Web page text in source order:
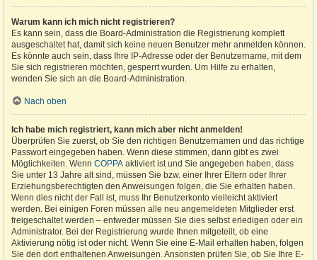
Warum kann ich mich nicht registrieren?
Es kann sein, dass die Board-Administration die Registrierung komplett
ausgeschaltet hat, damit sich keine neuen Benutzer mehr anmelden können.
Es könnte auch sein, dass Ihre IP-Adresse oder der Benutzername, mit dem
Sie sich registrieren möchten, gesperrt wurden. Um Hilfe zu erhalten,
wenden Sie sich an die Board-Administration.
Nach oben
Ich habe mich registriert, kann mich aber nicht anmelden!
Überprüfen Sie zuerst, ob Sie den richtigen Benutzernamen und das richtige
Passwort eingegeben haben. Wenn diese stimmen, dann gibt es zwei
Möglichkeiten. Wenn COPPA aktiviert ist und Sie angegeben haben, dass
Sie unter 13 Jahre alt sind, müssen Sie bzw. einer Ihrer Eltern oder Ihrer
Erziehungsberechtigten den Anweisungen folgen, die Sie erhalten haben.
Wenn dies nicht der Fall ist, muss Ihr Benutzerkonto vielleicht aktiviert
werden. Bei einigen Foren müssen alle neu angemeldeten Mitglieder erst
freigeschaltet werden – entweder müssen Sie dies selbst erledigen oder ein
Administrator. Bei der Registrierung wurde Ihnen mitgeteilt, ob eine
Aktivierung nötig ist oder nicht. Wenn Sie eine E-Mail erhalten haben, folgen
Sie den dort enthaltenen Anweisungen. Ansonsten prüfen Sie, ob Sie Ihre E-